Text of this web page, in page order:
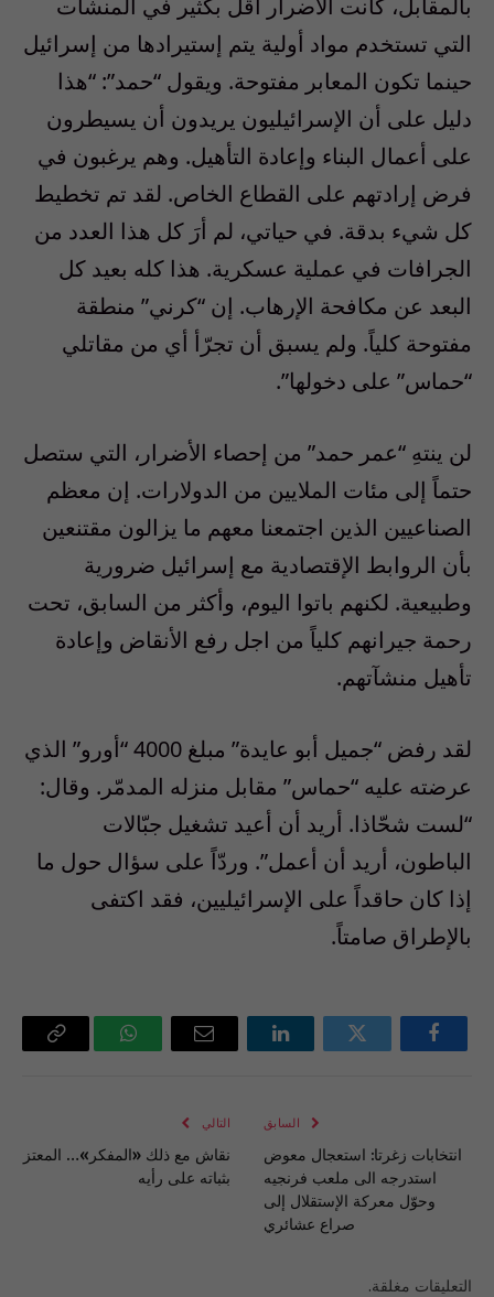
بالمقابل، كانت الأضرار أقل بكثير في المنشآت
التي تستخدم مواد أولية يتم إستيرادها من إسرائيل
حينما تكون المعابر مفتوحة. ويقول “حمد”: “هذا
دليل على أن الإسرائيليون يريدون أن يسيطرون
على أعمال البناء وإعادة التأهيل. وهم يرغبون في
فرض إرادتهم على القطاع الخاص. لقد تم تخطيط
كل شيء بدقة. في حياتي، لم أرَ كل هذا العدد من
الجرافات في عملية عسكرية. هذا كله بعيد كل
البعد عن مكافحة الإرهاب. إن “كرني” منطقة
مفتوحة كلياً. ولم يسبق أن تجرّأ أي من مقاتلي
“حماس” على دخولها”.
لن ينتهِ “عمر حمد” من إحصاء الأضرار، التي ستصل
حتماً إلى مئات الملايين من الدولارات. إن معظم
الصناعيين الذين اجتمعنا معهم ما يزالون مقتنعين
بأن الروابط الإقتصادية مع إسرائيل ضرورية
وطبيعية. لكنهم باتوا اليوم، وأكثر من السابق، تحت
رحمة جيرانهم كلياً من اجل رفع الأنقاض وإعادة
تأهيل منشآتهم.
لقد رفض “جميل أبو عايدة” مبلغ 4000 “أورو” الذي
عرضته عليه “حماس” مقابل منزله المدمّر. وقال:
“لست شحّاذا. أريد أن أعيد تشغيل جبّالات
الباطون، أريد أن أعمل”. وردّاً على سؤال حول ما
إذا كان حاقداً على الإسرائيليين، فقد اكتفى
بالإطراق صامتاً.
فيسبوك تويتر لينكدإن
البريد
واتساب Copy
السابق
انتخابات زغرتا: استعجال معوض
استدرجه الى ملعب فرنجيه
وحوّل معركة الإستقلال إلى
صراع عشائري
التالي
نقاش مع ذلك «المفكر»… المعتز
بثباته على رأيه
التعليقات مغلقة.